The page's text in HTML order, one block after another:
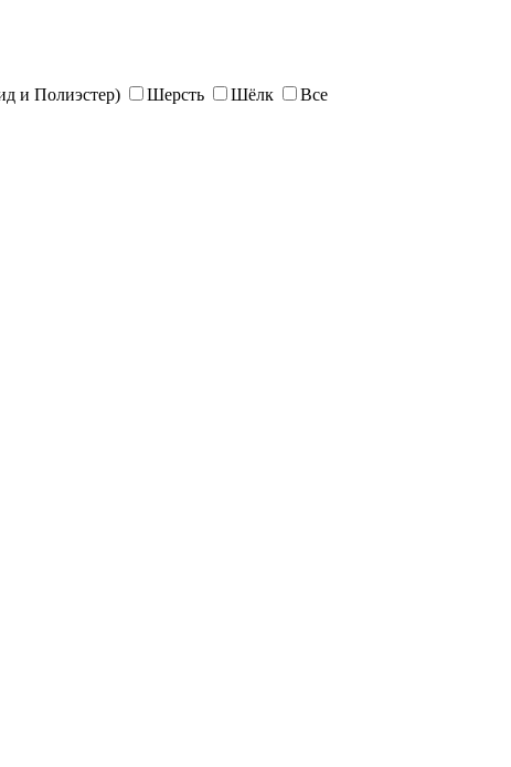
и Полиэстер) Шерсть Шёлк Все